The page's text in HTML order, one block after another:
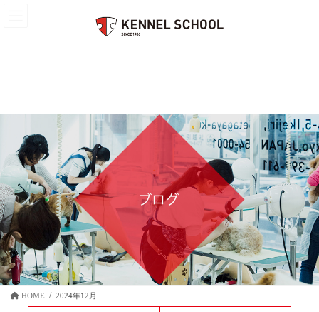
キ
に
HOME 2024年12月